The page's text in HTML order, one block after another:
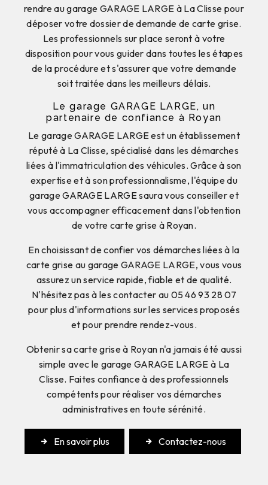
rendre au garage GARAGE LARGE à La Clisse pour
déposer votre dossier de demande de carte grise.
Les professionnels sur place seront à votre
disposition pour vous guider dans toutes les étapes
de la procédure et s'assurer que votre demande
soit traitée dans les meilleurs délais.
Le garage GARAGE LARGE, un
partenaire de confiance à Royan
Le garage GARAGE LARGE est un établissement
réputé à La Clisse, spécialisé dans les démarches
liées à l'immatriculation des véhicules. Grâce à son
expertise et à son professionnalisme, l'équipe du
garage GARAGE LARGE saura vous conseiller et
vous accompagner efficacement dans l'obtention
de votre carte grise à Royan.
En choisissant de confier vos démarches liées à la
carte grise au garage GARAGE LARGE, vous vous
assurez un service rapide, fiable et de qualité.
N'hésitez pas à les contacter au 05 46 93 28 07
pour plus d'informations sur les services proposés
et pour prendre rendez-vous.
Obtenir sa carte grise à Royan n'a jamais été aussi
simple avec le garage GARAGE LARGE à La
Clisse. Faites confiance à des professionnels
compétents pour réaliser vos démarches
administratives en toute sérénité.
En savoir plus Contactez-nous